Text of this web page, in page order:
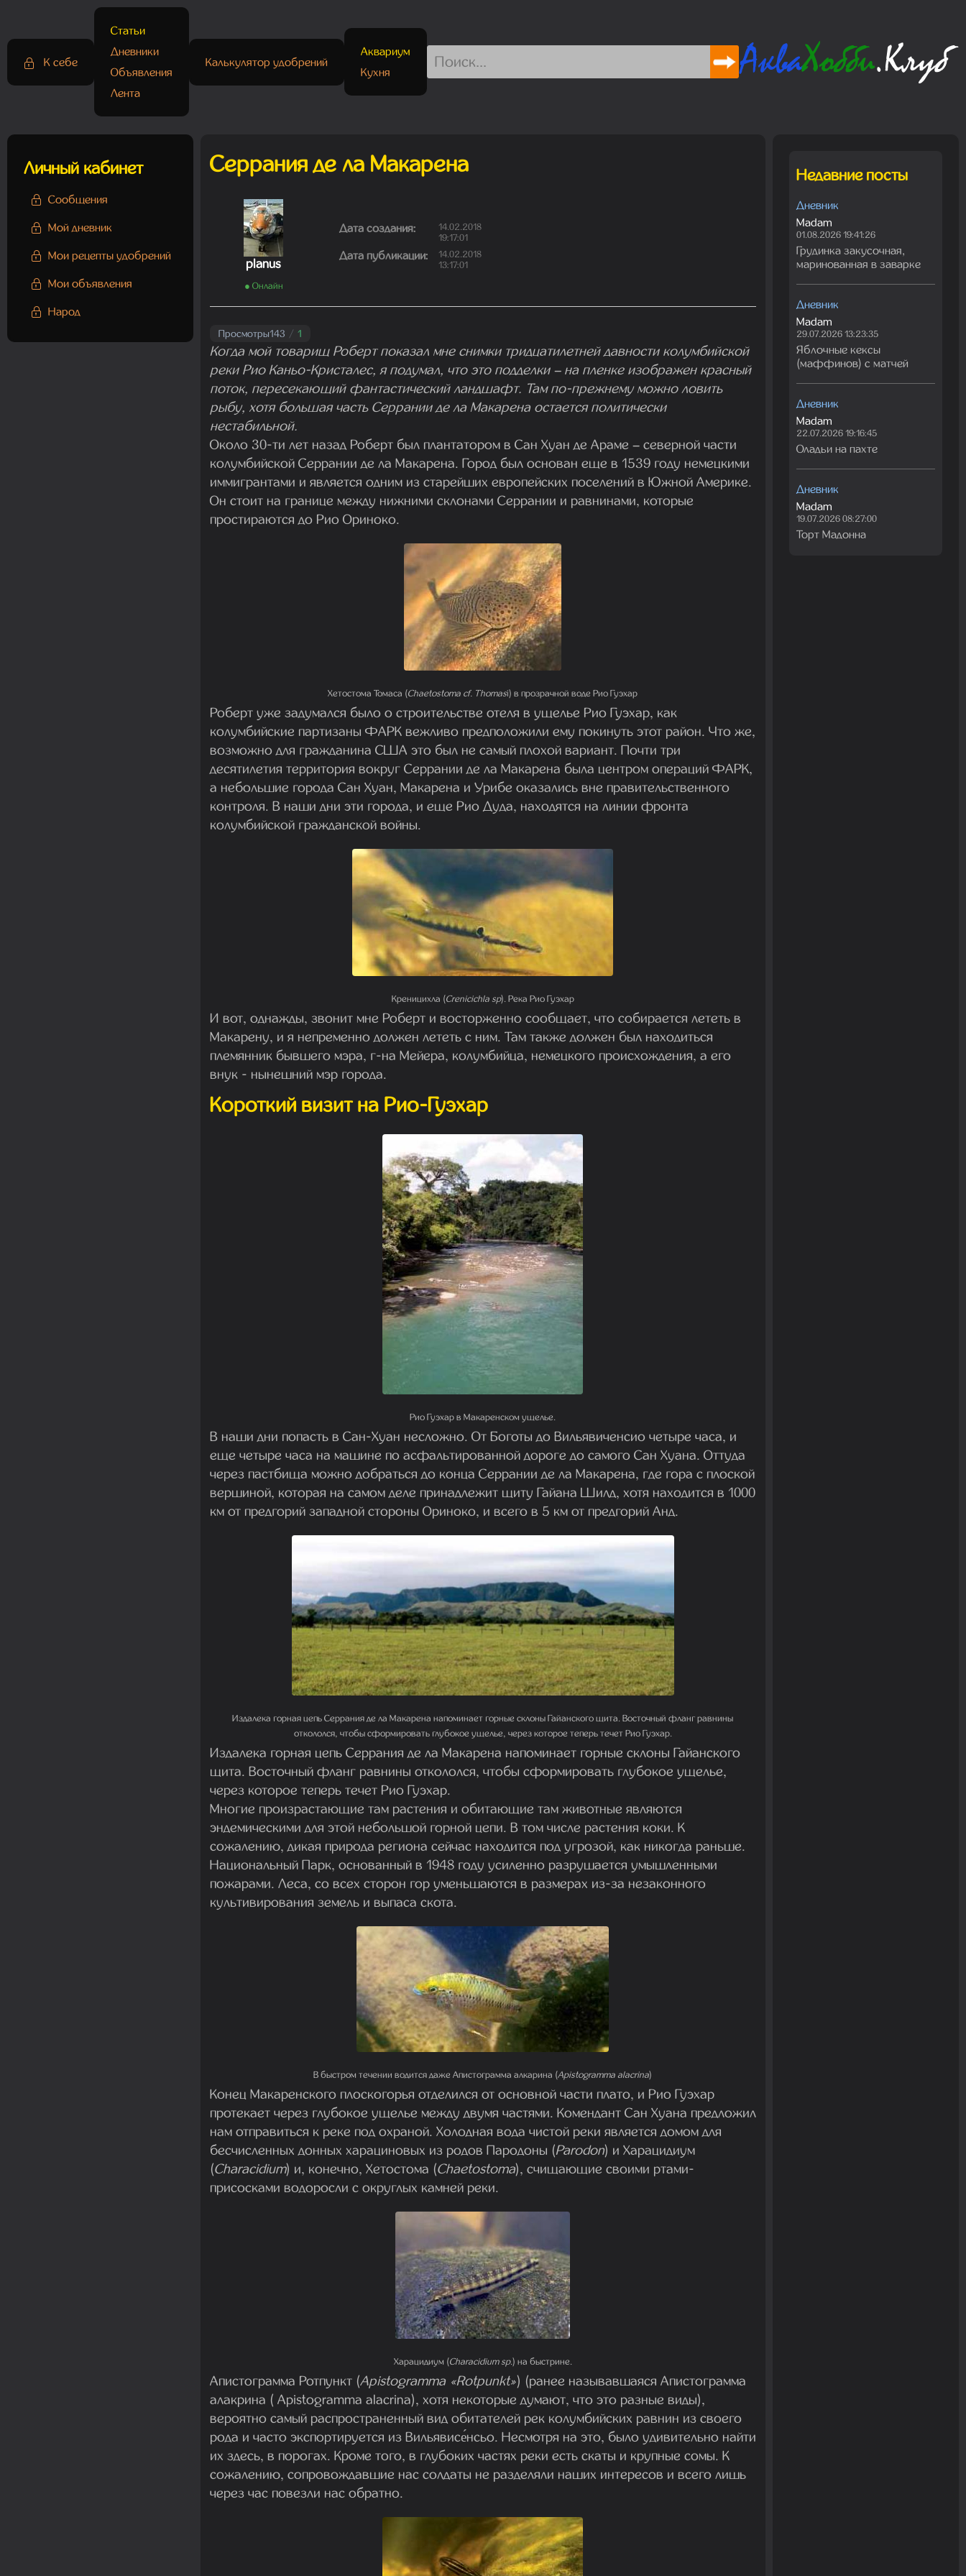
К себе
Статьи
Дневники
Объявления
Лента
Калькулятор удобрений
Аквариум
Кухня
Личный кабинет
Сообщения
Мой дневник
Мои рецепты удобрений
Мои объявления
Народ
Недавние посты
Дневник
Madam
01.08.2026 19:41:26
Грудинка закусочная,
маринованная в заварке
Дневник
Madam
29.07.2026 13:23:35
Яблочные кексы
(маффинов) с матчей
Дневник
Madam
22.07.2026 19:16:45
Оладьи на пахте
Дневник
Madam
19.07.2026 08:27:00
Торт Мадонна
Серрания де ла Макарена
planus
● Онлайн
Дата создания:
14.02.2018
19:17:01
Дата публикации:
14.02.2018
13:17:01
Просмотры143 / 1
Когда мой товарищ Роберт показал мне снимки тридцатилетней давности колумбийской
реки Рио Каньо-Кристалес, я подумал, что это подделки – на пленке изображен красный
поток, пересекающий фантастический ландшафт. Там по-прежнему можно ловить
рыбу, хотя большая часть Серрании де ла Макарена остается политически
нестабильной.
Около 30-ти лет назад Роберт был плантатором в Сан Хуан де Араме – северной части
колумбийской Серрании де ла Макарена. Город был основан еще в 1539 году немецкими
иммигрантами и является одним из старейших европейских поселений в Южной Америке.
Он стоит на границе между нижними склонами Серрании и равнинами, которые
простираются до Рио Ориноко.
Хетостома Томаса (Chaetostoma cf. Thomasi) в прозрачной воде Рио Гуэхар
Роберт уже задумался было о строительстве отеля в ущелье Рио Гуэхар, как
колумбийские партизаны ФАРК вежливо предположили ему покинуть этот район. Что же,
возможно для гражданина США это был не самый плохой вариант. Почти три
десятилетия территория вокруг Серрании де ла Макарена была центром операций ФАРК,
а небольшие города Сан Хуан, Макарена и Урибе оказались вне правительственного
контроля. В наши дни эти города, и еще Рио Дуда, находятся на линии фронта
колумбийской гражданской войны.
Креницихла (Crenicichla sp). Река Рио Гуэхар
И вот, однажды, звонит мне Роберт и восторженно сообщает, что собирается лететь в
Макарену, и я непременно должен лететь с ним. Там также должен был находиться
племянник бывшего мэра, г-на Мейера, колумбийца, немецкого происхождения, а его
внук - нынешний мэр города.
Короткий визит на Рио-Гуэхар
Рио Гуэхар в Макаренском ущелье.
В наши дни попасть в Сан-Хуан несложно. От Боготы до Вильявиченсио четыре часа, и
еще четыре часа на машине по асфальтированной дороге до самого Сан Хуана. Оттуда
через пастбища можно добраться до конца Серрании де ла Макарена, где гора с плоской
вершиной, которая на самом деле принадлежит щиту Гайана Шилд, хотя находится в 1000
км от предгорий западной стороны Ориноко, и всего в 5 км от предгорий Анд.
Издалека горная цепь Серрания де ла Макарена напоминает горные склоны Гайанского щита. Восточный фланг равнины
откололся, чтобы сформировать глубокое ущелье, через которое теперь течет Рио Гуэхар.
Издалека горная цепь Серрания де ла Макарена напоминает горные склоны Гайанского
щита. Восточный фланг равнины откололся, чтобы сформировать глубокое ущелье,
через которое теперь течет Рио Гуэхар.
Многие произрастающие там растения и обитающие там животные являются
эндемическими для этой небольшой горной цепи. В том числе растения коки. К
сожалению, дикая природа региона сейчас находится под угрозой, как никогда раньше.
Национальный Парк, основанный в 1948 году усиленно разрушается умышленными
пожарами. Леса, со всех сторон гор уменьшаются в размерах из-за незаконного
культивирования земель и выпаса скота.
В быстром течении водится даже Апистограмма алкарина (Apistogramma alacrina)
Конец Макаренского плоскогорья отделился от основной части плато, и Рио Гуэхар
протекает через глубокое ущелье между двумя частями. Комендант Сан Хуана предложил
нам отправиться к реке под охраной. Холодная вода чистой реки является домом для
бесчисленных донных харациновых из родов Пародоны (Parodon) и Харацидиум
(Characidium) и, конечно, Хетостома (Chaetostoma), счищающие своими ртами-
присосками водоросли с округлых камней реки.
Харацидиум (Characidium sp.) на быстрине.
Апистограмма Ротпункт (Apistogramma «Rotpunkt») (ранее называвшаяся Апистограмма
алакрина ( Apistogramma alacrina), хотя некоторые думают, что это разные виды),
вероятно самый распространенный вид обитателей рек колумбийских равнин из своего
рода и часто экспортируется из Вильявисе́нсьо. Несмотря на это, было удивительно найти
их здесь, в порогах. Кроме того, в глубоких частях реки есть скаты и крупные сомы. К
сожалению, сопровождавшие нас солдаты не разделяли наших интересов и всего лишь
через час повезли нас обратно.